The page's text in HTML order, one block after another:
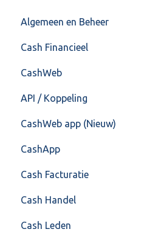
Algemeen en Beheer
Bank(koppeling)
Import/Export
Postbus
Training & Consultancy
Overig
Cash Financieel
Boekhoud
Fiscaal
Overig
CashWeb
CashHero Layout
Mailen vanuit CASHWeb
Algemeen gebruik
API / Koppeling
Algemeen
Api 3.0 (SOAP API)
API 4.0 (REST API)
CashWeb app (Nieuw)
Veel gestelde vragen
CashApp
Cash Facturatie
Factureren
Instellingen
Cash Handel
Inkoop
Cash Leden